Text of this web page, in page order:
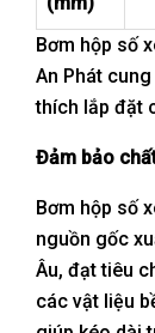
Bơm hộp số
An Phát
thích lắp đặt
Đảm bảo
Bơm hộp số
nguồn gốc
Âu, đạt tiêu
các vật liệu